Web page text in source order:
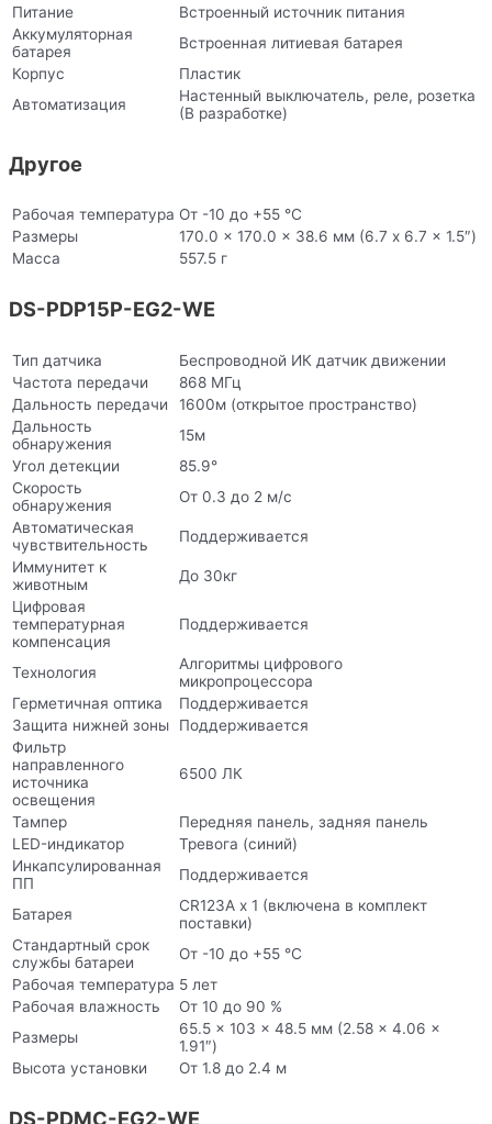
Питание
Встроенный источник питания
Аккумуляторная
батарея
Встроенная литиевая батарея
Корпус
Пластик
Автоматизация
Настенный выключатель, реле, розетка
(В разработке)
Другое
Рабочая температура От -10 до +55 °C
Размеры
170.0 x 170.0 x 38.6 мм (6.7 x 6.7 x 1.5″)
Масса
557.5 г
DS-PDP15P-EG2-WE
Тип датчика
Беспроводной ИК датчик движении
Частота передачи
868 МГц
Дальность передачи
1600м (открытое пространство)
Дальность
обнаружения
15м
Угол детекции
85.9°
Скорость
обнаружения
От 0.3 до 2 м/с
Автоматическая
чувствительность
Поддерживается
Иммунитет к
животным
До 30кг
Цифровая
температурная
компенсация
Поддерживается
Технология
Алгоритмы цифрового
микропроцессора
Герметичная оптика
Поддерживается
Защита нижней зоны
Поддерживается
Фильтр
направленного
источника
освещения
6500 ЛК
Тампер
Передняя панель, задняя панель
LED-индикатор
Тревога (синий)
Инкапсулированная
ПП
Поддерживается
Батарея
CR123A x 1 (включена в комплект
поставки)
Стандартный срок
службы батареи
От -10 до +55 °C
Рабочая температура 5 лет
Рабочая влажность
От 10 до 90 %
Размеры
65.5 × 103 × 48.5 мм (2.58 × 4.06 ×
1.91″)
Высота установки
От 1.8 до 2.4 м
DS-PDMC-EG2-WE